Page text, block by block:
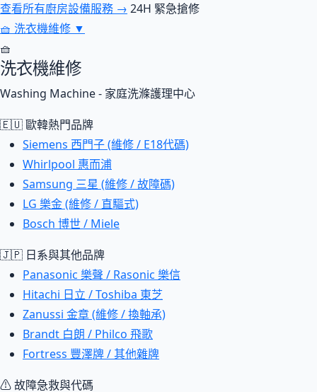
查看所有廚房設備服務 → 24H 緊急搶修
🧺 洗衣機維修 ▼
🧺
洗衣機維修
Washing Machine - 家庭洗滌護理中心
🇪🇺 歐韓熱門品牌
Siemens 西門子 (維修 / E18代碼)
Whirlpool 惠而浦
Samsung 三星 (維修 / 故障碼)
LG 樂金 (維修 / 直驅式)
Bosch 博世 / Miele
🇯🇵 日系與其他品牌
Panasonic 樂聲 / Rasonic 樂信
Hitachi 日立 / Toshiba 東芝
Zanussi 金章 (維修 / 換軸承)
Brandt 白朗 / Philco 飛歌
Fortress 豐澤牌 / 其他雜牌
⚠ 故障急救與代碼